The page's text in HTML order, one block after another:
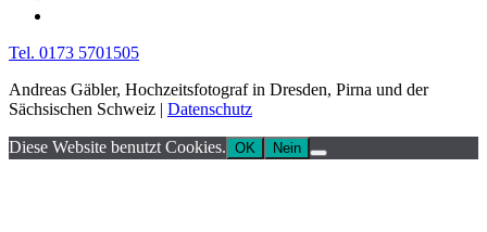
Tel. 0173 5701505
Andreas Gäbler, Hochzeitsfotograf in Dresden, Pirna und der
Sächsischen Schweiz | Datenschutz
Diese Website benutzt Cookies. OK Nein